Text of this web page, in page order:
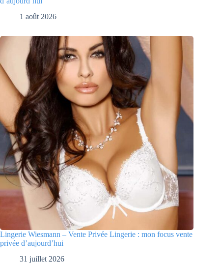
1 août 2026
Lingerie Wiesmann – Vente Privée Lingerie : mon focus vente
privée d’aujourd’hui
31 juillet 2026